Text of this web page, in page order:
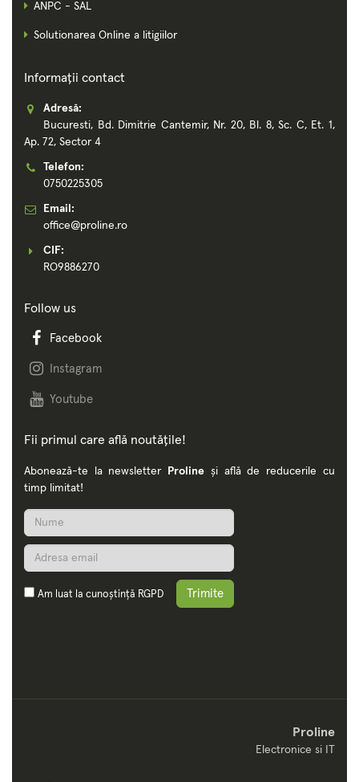
ANPC - SAL
Solutionarea Online a litigiilor
Informații contact
Adresă:
Bucuresti, Bd. Dimitrie Cantemir, Nr. 20, Bl. 8, Sc. C, Et. 1,
Ap. 72, Sector 4
Telefon:
0750225305
Email:
office@proline.ro
CIF:
RO9886270
Follow us
Facebook
Instagram
Youtube
Fii primul care află noutățile!
Abonează-te la newsletter Proline și află de reducerile cu
timp limitat!
Am luat la cunoștință RGPD Trimite
Proline
Electronice si IT